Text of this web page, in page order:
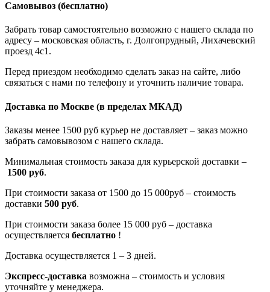
Самовывоз (бесплатно)
Забрать товар самостоятельно возможно с нашего склада по
адресу – московская область, г. Долгопрудный, Лихачевский
проезд 4с1.
Перед приездом необходимо сделать заказ на сайте, либо
связаться с нами по телефону и уточнить наличие товара.
Доставка по Москве (в пределах МКАД)
Заказы менее 1500 руб курьер не доставляет – заказ можно
забрать самовывозом с нашего склада.
Минимальная стоимость заказа для курьерской доставки –
1500 руб.
При стоимости заказа от 1500 до 15 000руб – стоимость
доставки 500 руб.
При стоимости заказа более 15 000 руб – доставка
осуществляется бесплатно !
Доставка осуществляется 1 – 3 дней.
Экспресс-доставка возможна – стоимость и условия
уточняйте у менеджера.